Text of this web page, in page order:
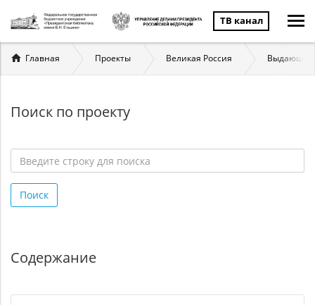
ТВ канал
Вы
здесь
Главная Проекты Великая Россия
Поиск по проекту
строку
для
Поиск
Содержание